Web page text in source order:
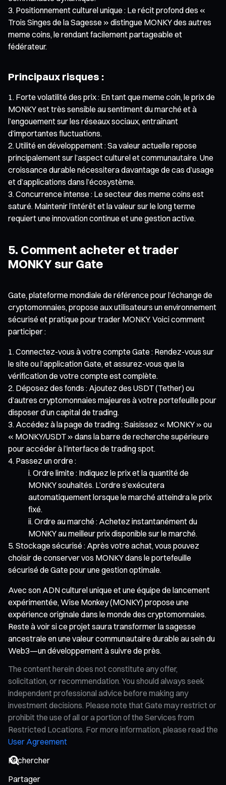
Positionnement culturel unique : Le récit profond des «
Trois Singes de la Sagesse » distingue MONKY des autres
meme coins, le rendant facilement partageable et
fédérateur.
Principaux risques :
Forte volatilité des prix : En tant que meme coin, le prix de
MONKY est très sensible au sentiment du marché et à
l’engouement sur les réseaux sociaux, entraînant
d’importantes fluctuations.
Utilité en développement : Sa valeur actuelle repose
principalement sur l’aspect culturel et communautaire. Une
croissance durable nécessitera davantage de cas d’usage
et d’applications dans l’écosystème.
Concurrence intense : Le secteur des meme coins est
saturé. Maintenir l’intérêt et la valeur sur le long terme
requiert une innovation continue et une gestion active.
5. Comment acheter et trader
MONKY sur Gate
Gate, plateforme mondiale de référence pour l’échange de
cryptomonnaies, propose aux utilisateurs un environnement
sécurisé et pratique pour trader MONKY. Voici comment
participer :
Connectez-vous à votre compte Gate : Rendez-vous sur
le site ou l’application Gate, et assurez-vous que la
vérification de votre compte est complète.
Déposez des fonds : Ajoutez des USDT (Tether) ou
d’autres cryptomonnaies majeures à votre portefeuille pour
disposer d’un capital de trading.
Accédez à la page de trading : Saisissez « MONKY » ou
« MONKY/USDT » dans la barre de recherche supérieure
pour accéder à l’interface de trading spot.
Passez un ordre :
Ordre limite : Indiquez le prix et la quantité de
MONKY souhaités. L’ordre s’exécutera
automatiquement lorsque le marché atteindra le prix
fixé.
Ordre au marché : Achetez instantanément du
MONKY au meilleur prix disponible sur le marché.
Stockage sécurisé : Après votre achat, vous pouvez
choisir de conserver vos MONKY dans le portefeuille
sécurisé de Gate pour une gestion optimale.
Avec son ADN culturel unique et une équipe de lancement
expérimentée, Wise Monkey (MONKY) propose une
expérience originale dans le monde des cryptomonnaies.
Reste à voir si ce projet saura transformer la sagesse
ancestrale en une valeur communautaire durable au sein du
Web3—un développement à suivre de près.
The content herein does not constitute any offer,
solicitation, or recommendation. You should always seek
independent professional advice before making any
investment decisions. Please note that Gate may restrict or
prohibit the use of all or a portion of the Services from
Restricted Locations. For more information, please read the
User Agreement
Partager